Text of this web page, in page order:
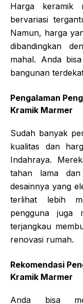
Harga keramik
bervariasi
Namun, harga
dibandingkan
mahal. Anda
bangunan
Pengalaman
Kramik Marmer
Sudah banyak
kualitas dan
Indahraya.
tahan lama
desainnya yang
terlihat lebih
pengguna juga
terjangkau
renovasi rumah.
Rekomendasi
Kramik Marmer
Anda bisa